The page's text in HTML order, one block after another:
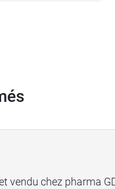
vendu chez pharma